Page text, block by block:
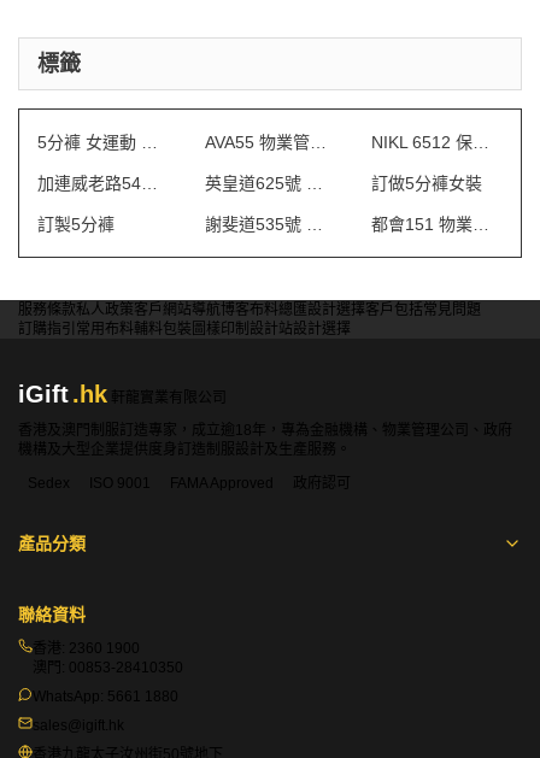
標籤
AVA55 物業管理會所制服
訂做5分褲女裝
訂製5分褲
服務條款私人政策客戶 網站導航博客布料總匯設計選擇客戶包括常見問題
訂購指引 常用布料輔料包裝 圖樣印制 設計站設計選擇
iGift.hk
軒龍實業有限公司
香港及澳門制服訂造專家，成立逾18年，專為金融機構、物業管理公司、政府
機構及大型企業提供度身訂造制服設計及生產服務。
Sedex
ISO 9001 FAMA Approved 政府認可
產品分類
聯絡資料
香港: 2360 1900
澳門: 00853-28410350
WhatsApp: 5661 1880
sales@igift.hk
香港九龍太子汝州街50號地下